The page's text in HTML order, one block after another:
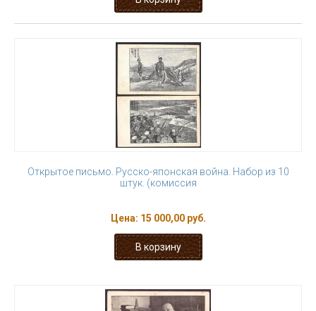
Открытое письмо. Русско-японская война. Набор из 10
штук. (комиссия
Цена: 15 000,00 руб.